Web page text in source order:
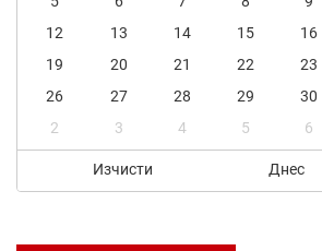
12
13 14 15 16
19
20 21 22 23
26
27 28 29 30
2
3 4 5 6
Изчисти Днес